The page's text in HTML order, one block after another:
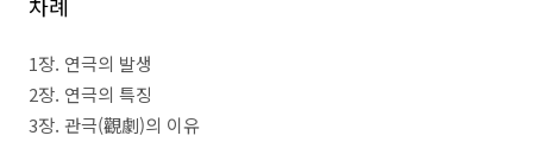
1장. 연극의 발생
2장. 연극의 특징
3장. 관극(觀劇)의 이유